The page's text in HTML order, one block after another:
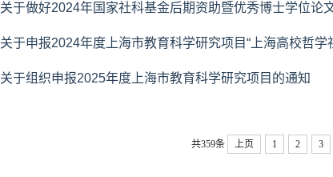
关于做好2024年国家社科基金后期资助暨优秀博士学位论
关于申报2024年度上海市教育科学研究项目“上海高校哲学
关于组织申报2025年度上海市教育科学研究项目的通知
共359条 上页 1 2 3